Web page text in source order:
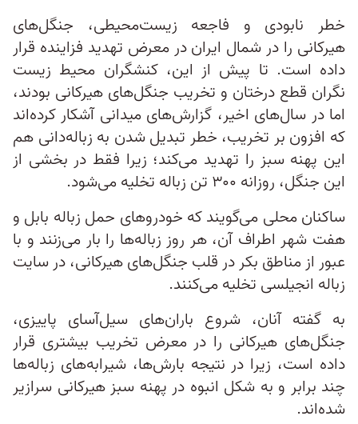
خطر نابودی و فاجعه زیست‌محیطی، جنگل‌های
هیرکانی را در شمال ایران در معرض تهدید فزاینده قرار
داده است. تا پیش از این، کنشگران محیط ‌زیست
نگران قطع درختان و تخریب جنگل‌های هیرکانی بودند،
اما در سال‌های اخیر، گزارش‌های میدانی آشکار کرده‌اند
که افزون بر تخریب، خطر تبدیل شدن به زباله‌دانی هم
این پهنه سبز را تهدید می‌کند؛ زیرا فقط در بخشی از
این جنگل، روزانه ۳۰۰ تن زباله تخلیه می‌شود.
ساکنان محلی می‌گویند که خودروهای حمل زباله بابل و
هفت شهر اطراف آن، هر روز زباله‌ها را بار می‌زنند و با
عبور از مناطق بکر در قلب جنگل‌های هیرکانی، در سایت
زباله انجیلسی تخلیه می‌کنند.
به گفته آنان، شروع باران‌های سیل‌آسای پاییزی،
جنگل‌های هیرکانی را در معرض تخریب بیشتری قرار
داده است، زیرا در نتیجه بارش‌ها، شیرابه‌های زباله‌ها
چند برابر و به شکل انبوه در پهنه سبز هیرکانی سرازیر
شده‌اند.